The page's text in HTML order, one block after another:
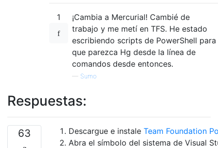
1
¡Cambia a Mercurial! Cambié de
trabajo y me metí en TFS. He estado
escribiendo scripts de PowerShell para
que parezca Hg desde la línea de
comandos desde entonces.
— Sumo
Respuestas:
63 Descargue e instale Team Foundation
Abra el símbolo del sistema de Visual